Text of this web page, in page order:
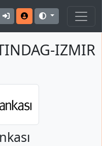
IZMIR